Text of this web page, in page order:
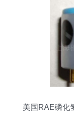
美国RAE磷化